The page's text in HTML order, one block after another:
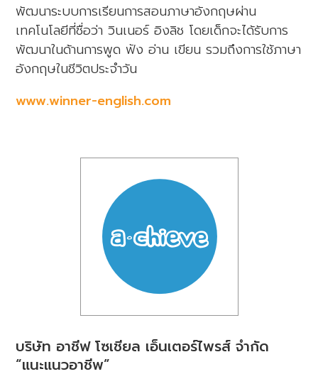
พัฒนาระบบการเรียนการสอนภาษาอังกฤษผ่าน
เทคโนโลยีที่ชื่อว่า วินเนอร์ อิงลิช โดยเด็กจะได้รับการ
พัฒนาในด้านการพูด ฟัง อ่าน เขียน รวมถึงการใช้ภาษา
อังกฤษในชีวิตประจำวัน
www.winner-english.com
บริษัท อาชีฟ โซเชียล เอ็นเตอร์ไพรส์ จำกัด
“แนะแนวอาชีพ”